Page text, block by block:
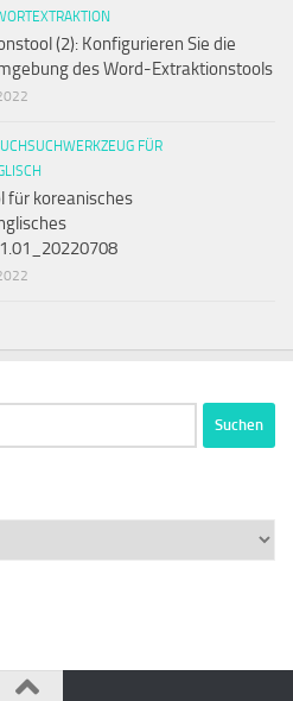
(2): Konfigurieren Sie die
des Word-Extraktionstools
FÜR
für koreanisches